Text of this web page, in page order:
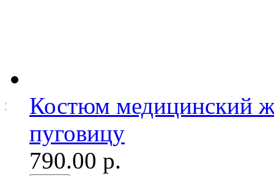
Костюм медицинский
пуговицу
790.00 р.